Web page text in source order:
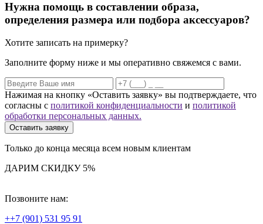
Нужна помощь в составлении образа,
определения размера или подбора аксессуаров?
Хотите записать на примерку?
Заполните форму ниже и мы оперативно свяжемся с вами.
Нажимая на кнопку «Оставить заявку» вы подтверждаете, что
согласны с политикой конфиденциальности и политикой
обработки персональных данных.
Оставить заявку
Только до конца месяца всем новым клиентам
ДАРИМ СКИДКУ 5%
Позвоните нам:
++7 (901) 531 95 91